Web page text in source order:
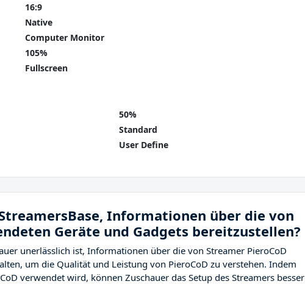
16:9
Native
Computer Monitor
105%
Fullscreen
50%
Standard
User Define
Informationen über die von
Geräte und Gadgets bereitzustellen?
unerlässlich ist, Informationen über die von Streamer PieroCoD
um die Qualität und Leistung von PieroCoD zu verstehen. Indem
verwendet wird, können Zuschauer das Setup des Streamers besser